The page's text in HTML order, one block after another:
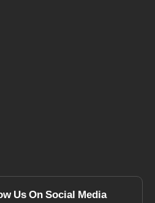
Us On Social Media